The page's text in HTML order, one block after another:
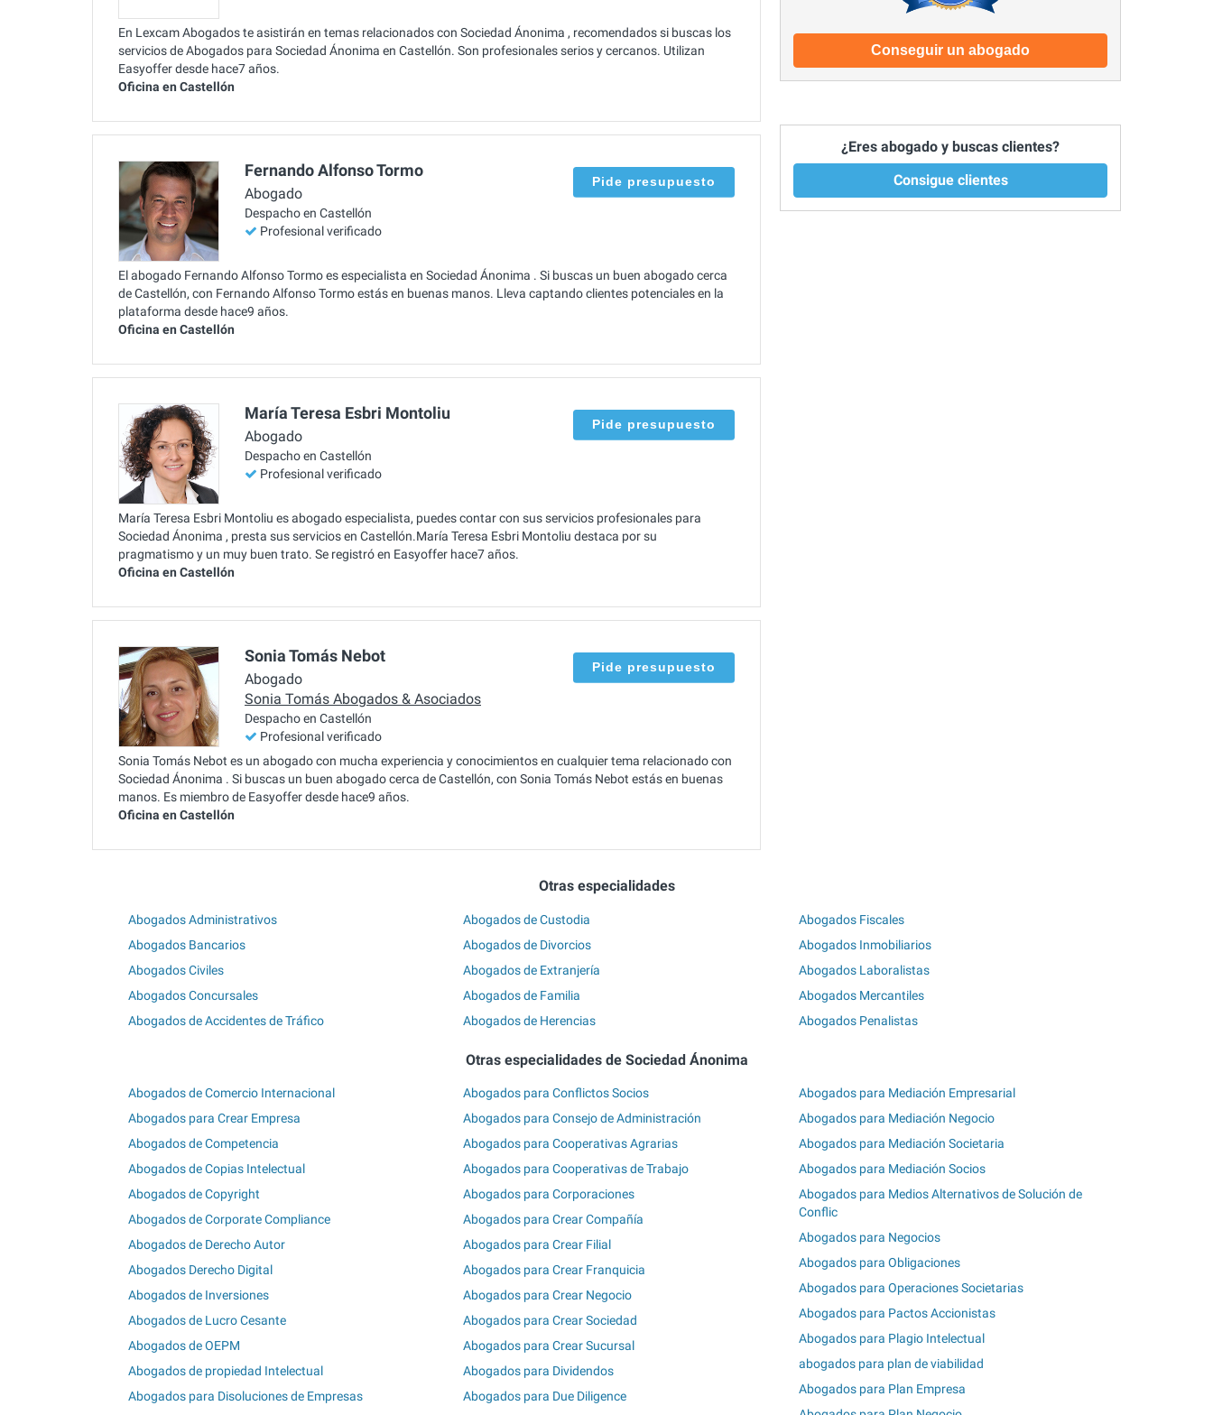
En Lexcam Abogados te asistirán en temas relacionados con Sociedad Ánonima , recomendados si buscas los
servicios de Abogados para Sociedad Ánonima en Castellón. Son profesionales serios y cercanos. Utilizan
Easyoffer desde hace7 años.
Oficina en Castellón
Fernando Alfonso Tormo
Abogado
Despacho en Castellón
Profesional verificado
Pide presupuesto
El abogado Fernando Alfonso Tormo es especialista en Sociedad Ánonima . Si buscas un buen abogado cerca
de Castellón, con Fernando Alfonso Tormo estás en buenas manos. Lleva captando clientes potenciales en la
plataforma desde hace9 años.
Oficina en Castellón
María Teresa Esbri Montoliu
Abogado
Despacho en Castellón
Profesional verificado
Pide presupuesto
María Teresa Esbri Montoliu es abogado especialista, puedes contar con sus servicios profesionales para
Sociedad Ánonima , presta sus servicios en Castellón.María Teresa Esbri Montoliu destaca por su
pragmatismo y un muy buen trato. Se registró en Easyoffer hace7 años.
Oficina en Castellón
Sonia Tomás Nebot
Abogado
Sonia Tomás Abogados & Asociados
Despacho en Castellón
Profesional verificado
Pide presupuesto
Sonia Tomás Nebot es un abogado con mucha experiencia y conocimientos en cualquier tema relacionado con
Sociedad Ánonima . Si buscas un buen abogado cerca de Castellón, con Sonia Tomás Nebot estás en buenas
manos. Es miembro de Easyoffer desde hace9 años.
Oficina en Castellón
Conseguir un abogado
¿Eres abogado y buscas clientes?
Consigue clientes
Otras especialidades
Abogados Administrativos
Abogados Bancarios
Abogados Civiles
Abogados Concursales
Abogados de Accidentes de Tráfico
Abogados de Custodia
Abogados de Divorcios
Abogados de Extranjería
Abogados de Familia
Abogados de Herencias
Abogados Fiscales
Abogados Inmobiliarios
Abogados Laboralistas
Abogados Mercantiles
Abogados Penalistas
Otras especialidades de Sociedad Ánonima
Abogados de Comercio Internacional
Abogados para Crear Empresa
Abogados de Competencia
Abogados de Copias Intelectual
Abogados de Copyright
Abogados de Corporate Compliance
Abogados de Derecho Autor
Abogados Derecho Digital
Abogados de Inversiones
Abogados de Lucro Cesante
Abogados de OEPM
Abogados de propiedad Intelectual
Abogados para Disoluciones de Empresas
Abogados para Conflictos Socios
Abogados para Consejo de Administración
Abogados para Cooperativas Agrarias
Abogados para Cooperativas de Trabajo
Abogados para Corporaciones
Abogados para Crear Compañía
Abogados para Crear Filial
Abogados para Crear Franquicia
Abogados para Crear Negocio
Abogados para Crear Sociedad
Abogados para Crear Sucursal
Abogados para Dividendos
Abogados para Due Diligence
Abogados para Mediación Empresarial
Abogados para Mediación Negocio
Abogados para Mediación Societaria
Abogados para Mediación Socios
Abogados para Medios Alternativos de Solución de
Conflic
Abogados para Negocios
Abogados para Obligaciones
Abogados para Operaciones Societarias
Abogados para Pactos Accionistas
Abogados para Plagio Intelectual
abogados para plan de viabilidad
Abogados para Plan Empresa